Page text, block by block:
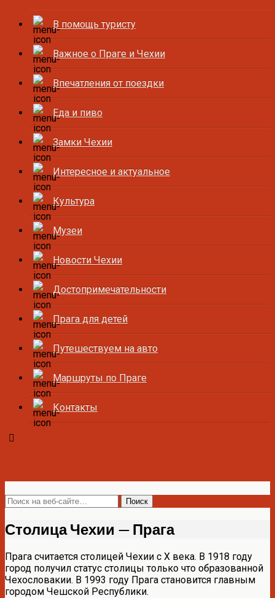
В помощь туристу
Важное о Праге и Чехии
Впечатления от поездки
Еда и пиво
Замки Чехии
Интересное и актуальное
Культура
Музеи
Новости Чехии
Достопримечательности
Прага для детей
Путешествуем на авто
Маршруты по Праге
Контакты
Столица Чехии — Прага
Прага считается столицей Чехии с Х века. В 1918 году
город получил статус столицы только что образованной
Чехословакии. В 1993 году Прага становится главным
городом Чешской Республики.